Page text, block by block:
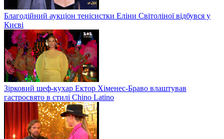
Благодійний аукціон тенісистки Еліни Світоліної відбувся у
Києві
Зірковий шеф-кухар Ектор Хіменес-Браво влаштував
гастросвято в стилі Chino Latino